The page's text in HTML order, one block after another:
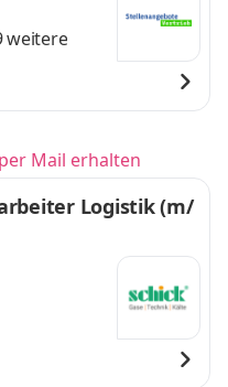
weitere
Mail erhalten
Logistik (m/